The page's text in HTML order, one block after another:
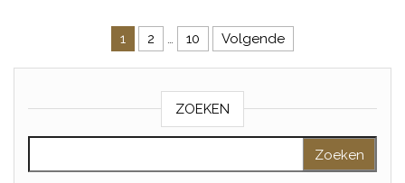
Berichten paginering
1 2 10 Volgende
ZOEKEN